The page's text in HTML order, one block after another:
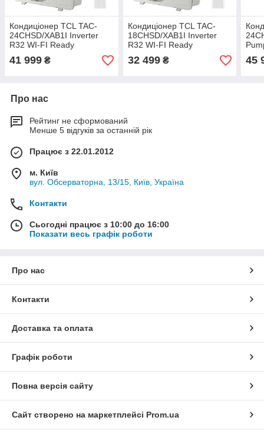
Кондиціонер TCL TAC-
24CHSD/XAB1I Inverter
R32 WI-FI Ready
41 999 ₴
Кондиціонер TCL TAC-
18CHSD/XAB1I Inverter
R32 WI-FI Ready
32 499₴ 45
Про нас
Рейтинг не сформований
Менше 5 відгуків за останній рік
Працює з 22.01.2012
м. Київ
вул. Обсерваторна, 13/15, Київ, Україна
Контакти
Сьогодні працює з 10:00 до 16:00
Показати весь графік роботи
Про нас
Контакти
Доставка та оплата
Графік роботи
Повна версія сайту
Сайт створено на маркетплейсі Prom.ua